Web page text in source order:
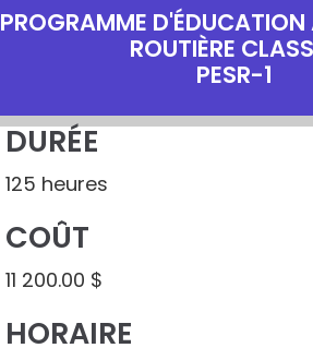
PROGRAMME D'ÉDUCATION
ROUTIÈRE
PESR-1
DURÉE
125 heures
COÛT
11 200.00 $
HORAIRE